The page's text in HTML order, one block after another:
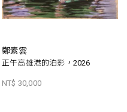
鄭素雲
正午高雄港的泊影，2026
NT$ 30,000